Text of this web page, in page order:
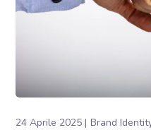
24 Aprile 2025 Brand